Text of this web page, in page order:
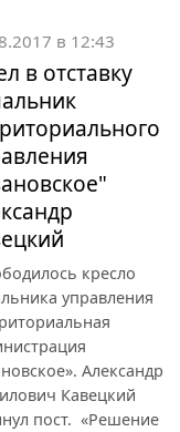
в 12:43
в отставку
кресло
управления
Александр
Кавецкий
пост. «Решение